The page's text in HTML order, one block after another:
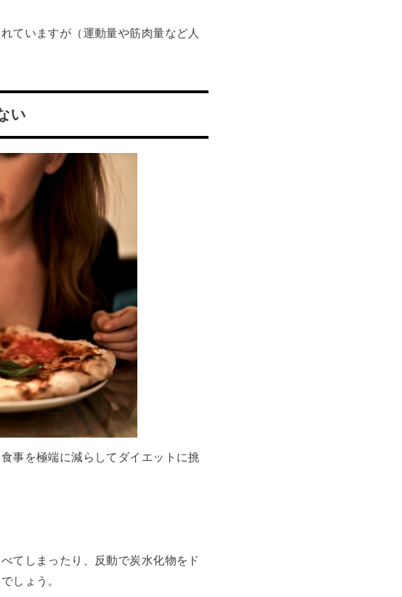
ていますが（運動量や筋肉量など人
い
事を極端に減らしてダイエットに挑
てしまったり、反動で炭水化物をド
しょう。